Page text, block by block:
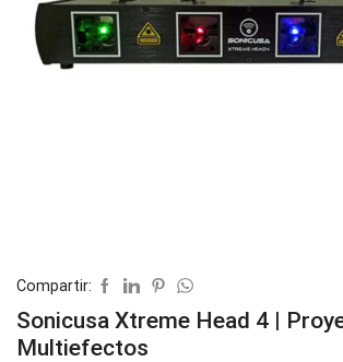
Compartir:
Sonicusa Xtreme Head 4 |
Multiefectos